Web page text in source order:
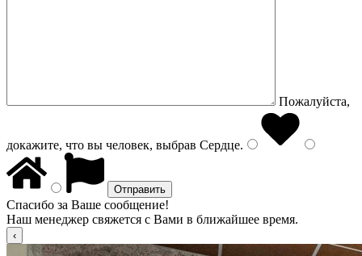
Пожалуйста,
докажите, что вы человек, выбрав Сердце.
Спасибо за Ваше сообщение!
Наш менеджер свяжется с Вами в ближайшее время.